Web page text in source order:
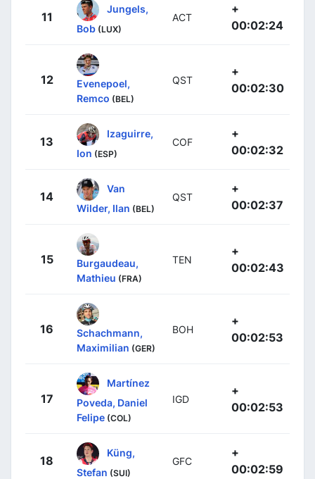
11
Jungels,
Bob (LUX)
ACT
+
00:02:24
12
Evenepoel,
Remco (BEL)
QST
+
00:02:30
13
Izaguirre,
Ion (ESP)
COF
+
00:02:32
14
Van
Wilder, Ilan (BEL)
QST
+
00:02:37
15
Burgaudeau,
Mathieu (FRA)
TEN
+
00:02:43
16
Schachmann,
Maximilian (GER)
BOH
+
00:02:53
17
Martínez
Poveda, Daniel
Felipe (COL)
IGD
+
00:02:53
18
Küng,
Stefan (SUI)
GFC
+
00:02:59